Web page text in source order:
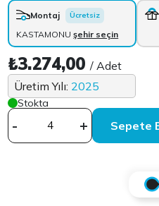
Montaj Ücretsiz
KASTAMONUşehir seçin
₺3.274,00/ Adet
Üretim Yılı: 2025
Stokta
- +